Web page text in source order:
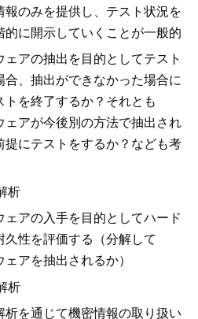
報のみを提供し、テスト状況を
的に開示していくことが一般的
ェアの抽出を目的としてテスト
合、抽出ができなかった場合に
トを終了するか？それとも
ェアが今後別の方法で抽出され
提にテストをするか？なども考
析
ェアの入手を目的としてハード
久性を評価する（分解して
アを抽出されるか）
析
析を通じて機密情報の取り扱い